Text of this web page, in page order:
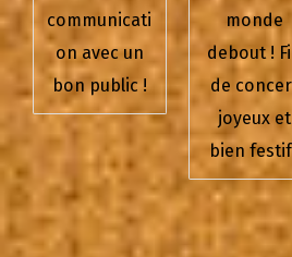
communicati
on avec un
bon public !
monde
debout !
de
joyeux et
bien